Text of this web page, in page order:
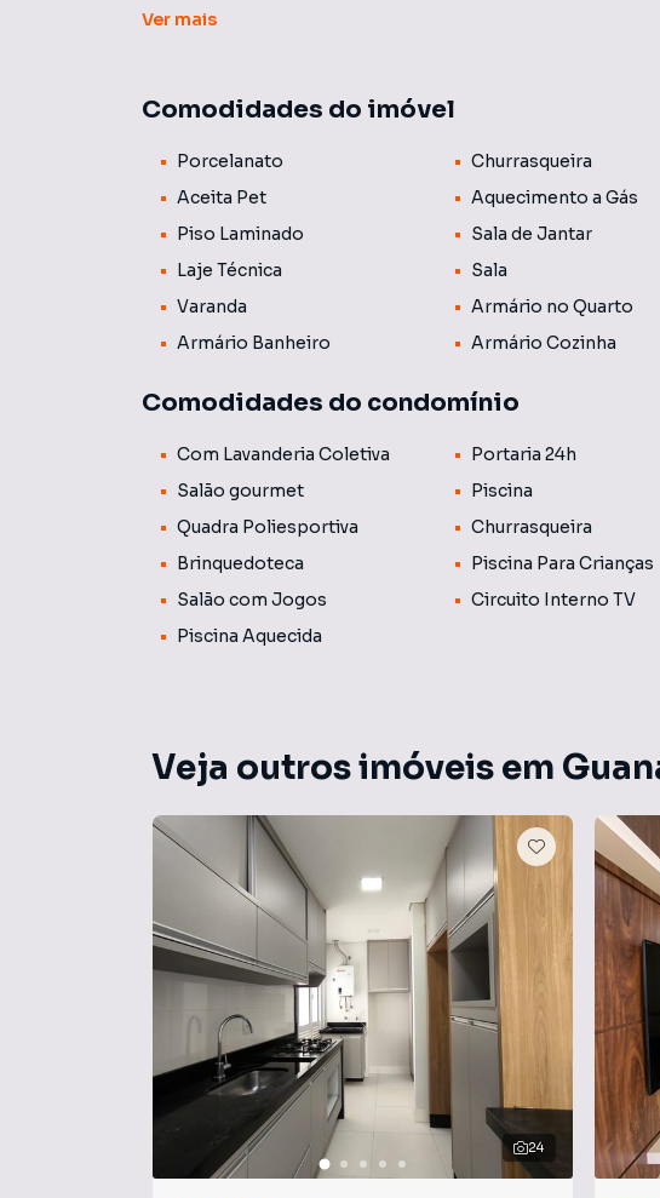
Descrição do Apartamento: Ambientes bem distribuídos.
pia de apoio com armários, 2 vagas de garagem.
📍 Localização Privilegiada: O Artsy Londrina está
fácil acesso a comércios, serviços e às principais vias,
lugar.
Comodidades do condomínio:
* Piscina Adulto;
* Piscina Infantil;
* Espaço Gourmet;
* Espaço Gourmet com piscina privativa;
* Sala de jogos;
* Brinquedoteca;
* Playground;
* Academia;
* Bicicletário.
Ver mais
Comodidades do imóvel
Porcelanato Churrasqueira
Aceita Pet
Aquecimento a Gás
Piso Laminado
Sala de Jantar
Laje Técnica
Sala
Varanda
Armário no Quarto
Armário Banheiro
Armário Cozinha
Comodidades do condomínio
Com Lavanderia Coletiva Portaria 24h
Salão gourmet
Piscina
Quadra Poliesportiva
Churrasqueira
Brinquedoteca
Piscina Para Crianças
Salão com Jogos
Circuito Interno TV
Piscina Aquecida
Veja outros imóveis em
24